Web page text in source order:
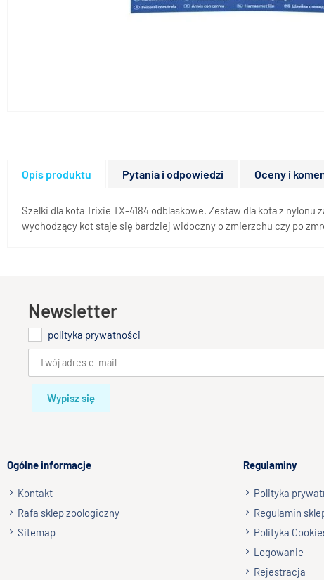
Opis produktu Pytania i odpowiedzi Oceny i
Szelki dla kota Trixie TX-4184 odblaskowe. Zestaw dla kota z
wychodzący kot staje się bardziej widoczny o zmierzchu czy po
Newsletter
polityka prywatności
Wypisz się
Ogólne informacje
Kontakt
Rafa sklep zoologiczny
Sitemap
Regulaminy
Polityka
Regulamin
Polityka
Logowanie
Rejestracja